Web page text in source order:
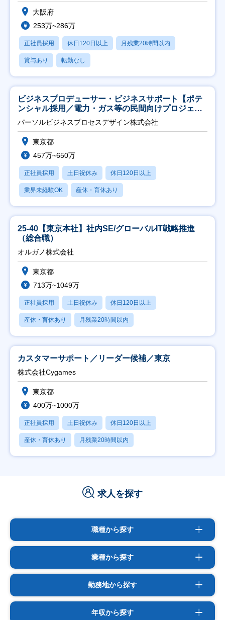
大阪府
253万~286万
正社員採用 休日120日以上 月残業20時間以内
賞与あり 転勤なし
ビジネスプロデューサー・ビジネスサポート【ポテ
ンシャル採用／電力・ガス等の民間向けプロジェク
ト推進】
パーソルビジネスプロセスデザイン株式会社
東京都
457万~650万
正社員採用 土日祝休み 休日120日以上
業界未経験OK 産休・育休あり
25-40【東京本社】社内SE/グローバルIT戦略推進
（総合職）
オルガノ株式会社
東京都
713万~1049万
正社員採用 土日祝休み 休日120日以上
産休・育休あり 月残業20時間以内
カスタマーサポート／リーダー候補／東京
株式会社Cygames
東京都
400万~1000万
正社員採用 土日祝休み 休日120日以上
産休・育休あり 月残業20時間以内
求人を探す
職種から探す
業種から探す
勤務地から探す
年収から探す